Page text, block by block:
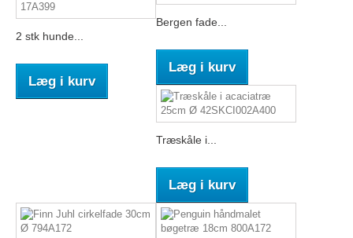
2 stk hunde...
Læg i kurv
Bergen fade...
Læg i kurv
Træskåle i...
Læg i kurv